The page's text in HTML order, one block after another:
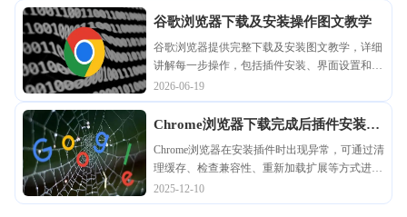
谷歌浏览器下载及安装操作图文教学
谷歌浏览器提供完整下载及安装图文教学，详细
讲解每一步操作，包括插件安装、界面设置和性
能优化，让用户快速完成浏览器配置并提升使用
效率。
2026-06-19
Chrome浏览器下载完成后插件安装失
败的修复方法
Chrome浏览器在安装插件时出现异常，可通过清
理缓存、检查兼容性、重新加载扩展等方式进行
修复，帮助用户快速恢复插件功能，保证浏览体
验的完整性。
2025-12-10